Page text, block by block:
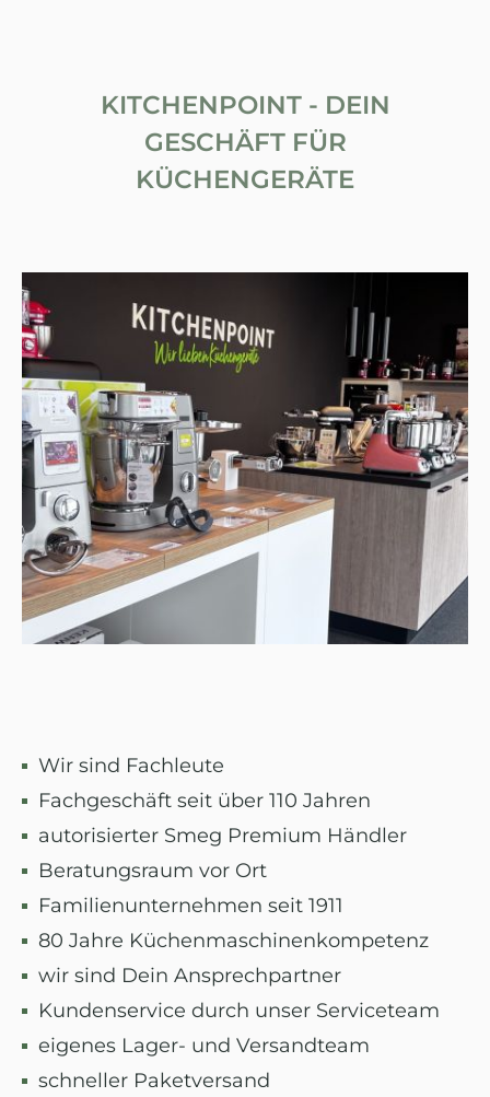
KITCHENPOINT - DEIN
GESCHÄFT FÜR
KÜCHENGERÄTE
Wir sind Fachleute
Fachgeschäft seit über 110 Jahren
autorisierter Smeg Premium Händler
Beratungsraum vor Ort
Familienunternehmen seit 1911
80 Jahre Küchenmaschinenkompetenz
wir sind Dein Ansprechpartner
Kundenservice durch unser Serviceteam
eigenes Lager- und Versandteam
schneller Paketversand